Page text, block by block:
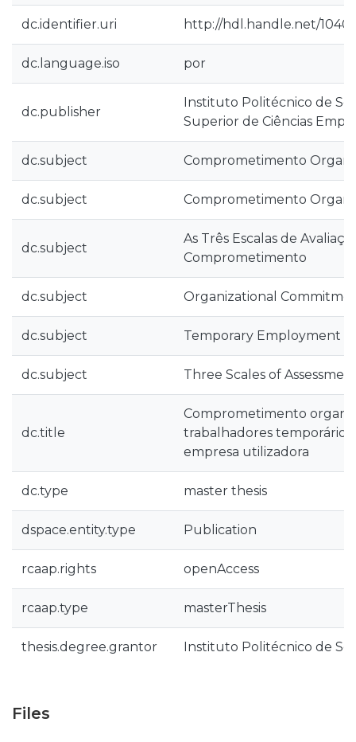
dc.identifier.uri http://hdl.handle.net/
dc.language.iso por
dc.publisher
Instituto Politécnico de
Superior de Ciências
dc.subject Comprometimento
dc.subject Comprometimento
dc.subject
As Três Escalas de
Comprometimento
dc.subject Organizational
dc.subject Temporary Employment
dc.subject Three Scales of
dc.title
Comprometimento
trabalhadores
empresa utilizadora
dc.type master thesis
dspace.entity.type Publication
rcaap.rights openAccess
rcaap.type masterThesis
thesis.degree.grantor Instituto Politécnico de
Files